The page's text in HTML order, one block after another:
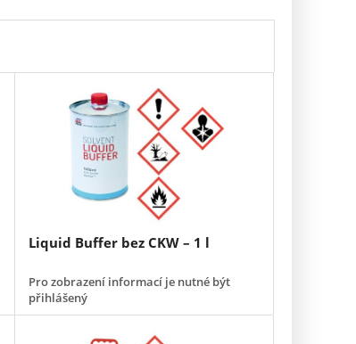
Liquid Buffer bez CKW – 1 l
Pro zobrazení informací je nutné být
přihlášený